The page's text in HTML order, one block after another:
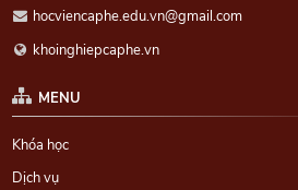
hocviencaphe.edu.vn@gmail.com
khoinghiepcaphe.vn
MENU
Khóa học
Dịch vụ